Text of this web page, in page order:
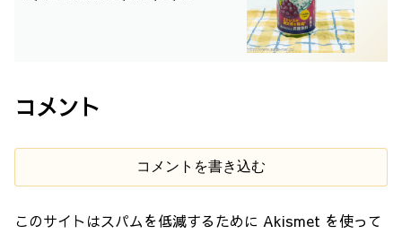
コメント
コメントを書き込む
このサイトはスパムを低減するために Akismet を使って